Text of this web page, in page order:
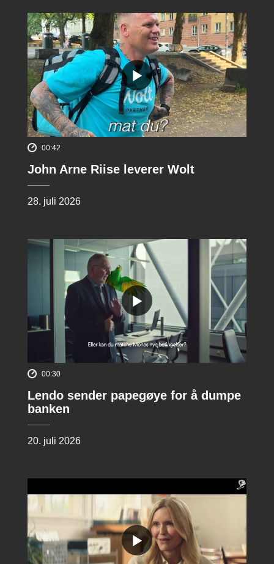
00:42
John Arne Riise leverer Wolt
28. juli 2026
00:30
Lendo sender papegøye for å dumpe
banken
20. juli 2026